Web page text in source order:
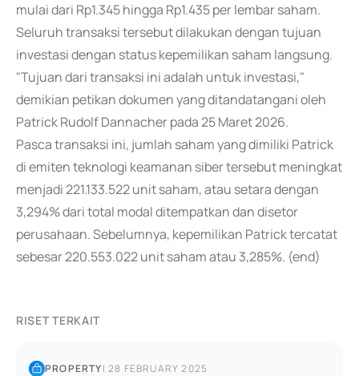
mulai dari Rp1.345 hingga Rp1.435 per lembar saham.
Seluruh transaksi tersebut dilakukan dengan tujuan
investasi dengan status kepemilikan saham langsung.
"Tujuan dari transaksi ini adalah untuk investasi,"
demikian petikan dokumen yang ditandatangani oleh
Patrick Rudolf Dannacher pada 25 Maret 2026.
Pasca transaksi ini, jumlah saham yang dimiliki Patrick
di emiten teknologi keamanan siber tersebut meningkat
menjadi 221.133.522 unit saham, atau setara dengan
3,294% dari total modal ditempatkan dan disetor
perusahaan. Sebelumnya, kepemilikan Patrick tercatat
sebesar 220.553.022 unit saham atau 3,285%. (end)
RISET TERKAIT
PROPERTY|28 FEBRUARY 2025